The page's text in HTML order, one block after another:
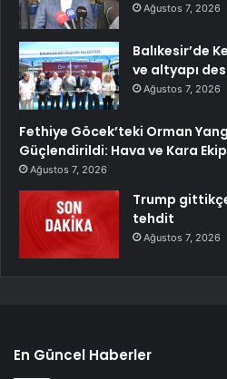
Ağustos 7, 2026
Balıkesir’de
ve altyapı
Ağustos 7, 2026
Fethiye Göcek’teki Orman
Güçlendirildi: Hava ve Kara
Ağustos 7, 2026
Trump
tehdit
Ağustos 7, 2026
En Güncel Haberler